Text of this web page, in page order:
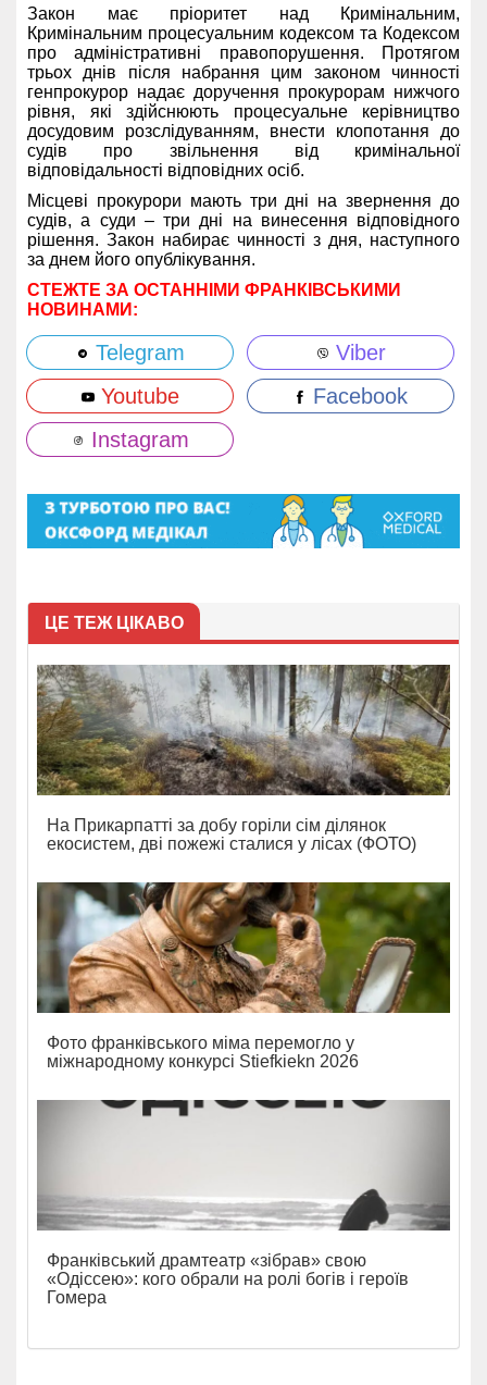
Закон має пріоритет над Кримінальним,
Кримінальним процесуальним кодексом та Кодексом
про адміністративні правопорушення. Протягом
трьох днів після набрання цим законом чинності
генпрокурор надає доручення прокурорам нижчого
рівня, які здійснюють процесуальне керівництво
досудовим розслідуванням, внести клопотання до
судів про звільнення від кримінальної
відповідальності відповідних осіб.
Місцеві прокурори мають три дні на звернення до
судів, а суди – три дні на винесення відповідного
рішення. Закон набирає чинності з дня, наступного
за днем його опублікування.
СТЕЖТЕ ЗА ОСТАННІМИ ФРАНКІВСЬКИМИ
НОВИНАМИ:
Telegram
Viber
Youtube
Facebook
Instagram
ЦЕ ТЕЖ ЦІКАВО
На Прикарпатті за добу горіли сім ділянок
екосистем, дві пожежі сталися у лісах (ФОТО)
Фото франківського міма перемогло у
міжнародному конкурсі Stiefkiekn 2026
Франківський драмтеатр «зібрав» свою
«Одіссею»: кого обрали на ролі богів і героїв
Гомера